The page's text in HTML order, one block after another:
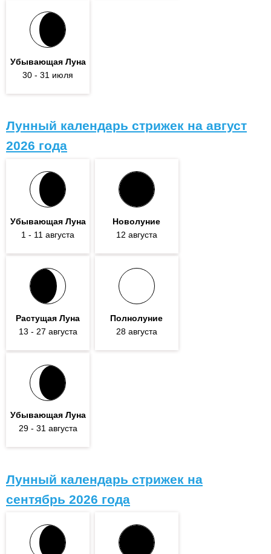
Убывающая Луна
30 - 31 июля
Лунный календарь стрижек на август
2026 года
Убывающая Луна
1 - 11 августа
Новолуние
12 августа
Растущая Луна
13 - 27 августа
Полнолуние
28 августа
Убывающая Луна
29 - 31 августа
Лунный календарь стрижек на
сентябрь 2026 года